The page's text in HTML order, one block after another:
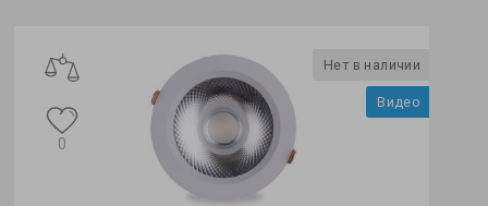
Нет в наличии
Видео
0